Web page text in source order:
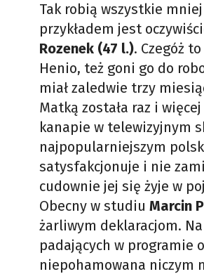
Tak robią wszystkie
przykładem jest
Rozenek (47 l.). Czegóż
Henio, też goni go do
miał zaledwie trzy
Matką została raz i
kanapie w telewizyjnym
najpopularniejszym
satysfakcjonuje i nie
cudownie jej się żyje w
Obecny w studiu Marcin
żarliwym deklaracjom.
padających w programie
niepohamowana niczym